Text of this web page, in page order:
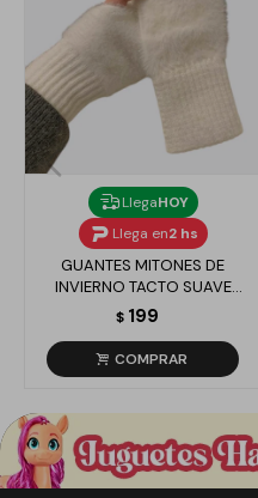
LlegaHOY
Llega en2 hs
GUANTES MITONES DE
INVIERNO TACTO SUAVE
EFECTO NUBE - BLANCO
$ 199